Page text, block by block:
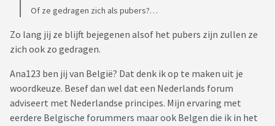
Of ze gedragen zich als pubers?…
Zo lang jij ze blijft bejegenen alsof het pubers zijn zullen ze
zich ook zo gedragen.
Ana123 ben jij van België? Dat denk ik op te maken uit je
woordkeuze. Besef dan wel dat een Nederlands forum
adviseert met Nederlandse principes. Mijn ervaring met
eerdere Belgische forummers maar ook Belgen die ik in het